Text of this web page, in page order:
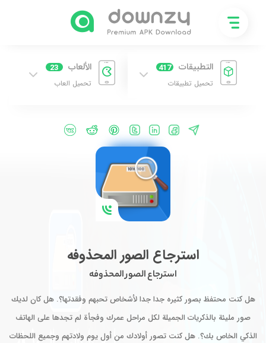
التطبيقات 417
تحميل تطبيقات
الألعاب 23
تحميل العاب
استرجاع الصور المحذوفه
استرجاع الصور المحذوفه
هل كنت محتفظ بصور كثيره جدا جدا لأشخاص تحبهم وفقدتها؟. هل كان لديك
صور مليئة بالذكريات الجميلة لكل مراحل عمرك وفجأة لم تجدها على الهاتف
الذكي الخاص بك؟. هل كنت تصور أولادك من أول يوم ولادتهم وجميع اللحظات